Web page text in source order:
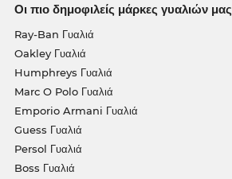
Οι πιο δημοφιλείς μάρκες γυαλιών μας
Ray-Ban Γυαλιά
Oakley Γυαλιά
Humphreys Γυαλιά
Marc O Polo Γυαλιά
Emporio Armani Γυαλιά
Guess Γυαλιά
Persol Γυαλιά
Boss Γυαλιά